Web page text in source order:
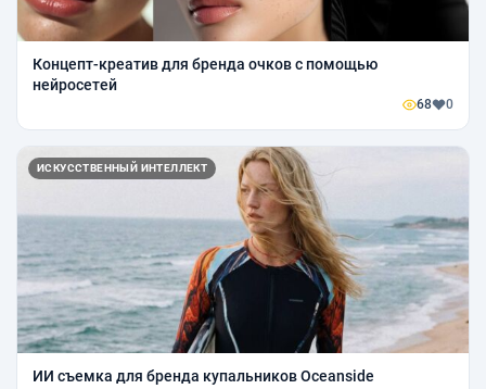
Концепт-креатив для бренда очков с помощью
нейросетей
68 0
ИСКУССТВЕННЫЙ ИНТЕЛЛЕКТ
ИИ съемка для бренда купальников Oceanside